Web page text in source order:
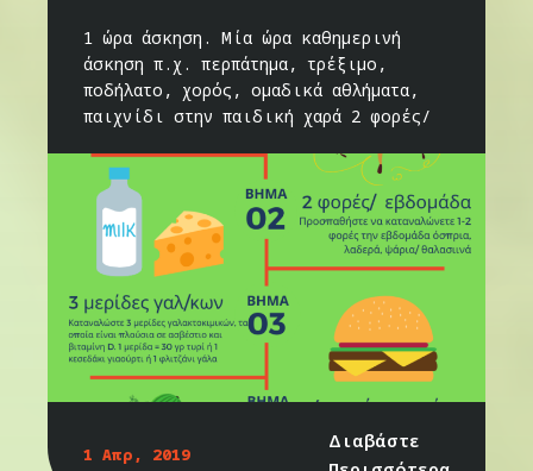
1 ώρα άσκηση. Μία ώρα καθημερινή
άσκηση π.χ. περπάτημα, τρέξιμο,
ποδήλατο, χορός, ομαδικά αθλήματα,
παιχνίδι στην παιδική χαρά 2 φορές/
1 Απρ, 2019
Διαβάστε